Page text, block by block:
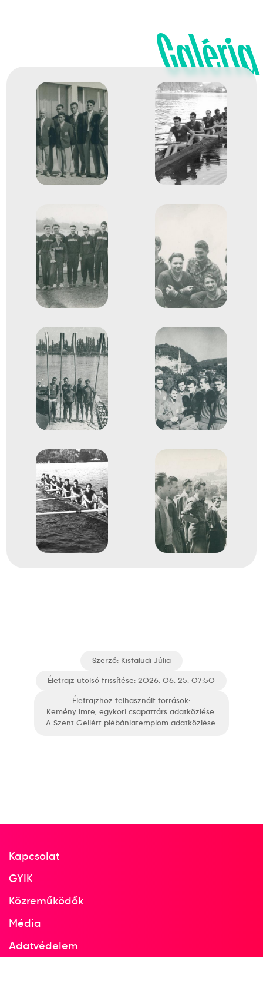
Dr. Demeter Ferenc
Evezős Nyolcas (8+) 3
1959
1959. aug.
Evezés Európa-bajnokság
Kemény Imre Lengyel Gyula
Munteán László
Dr. Wagner Pál
Honti Gyula
Evezős Kormányos négyes
(4+)
4
1973
1973. aug.
Szovjetunió
Evezés Európa-bajnokság
Balogh László Csermely József
Kormos András
Lengyel Gyula
Melis Antal
Melis Zoltán
Ifj. Zsitnik Béla
Hegedüs Péter Zsenyei Gyula
Németország
Evezés Európa-bajnokság
Evezős Nyolcas (8+) 5
Galéria
Szerző: Kisfaludi Júlia
Életrajz utolsó frissítése: 2026. 06. 25. 07:50
Életrajzhoz felhasznált források:
Kemény Imre, egykori csapattárs adatközlése.
A Szent Gellért plébániatemplom adatközlése.
Kapcsolat
GYIK
Közreműködők
Média
Adatvédelem